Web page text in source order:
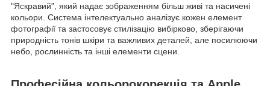
"Яскравий", який надає зображенням більш живі та насичені
кольори. Система інтелектуально аналізує кожен елемент
фотографії та застосовує стилізацію вибірково, зберігаючи
природність тонів шкіри та важливих деталей, але посилюючи
небо, рослинність та інші елементи сцени.